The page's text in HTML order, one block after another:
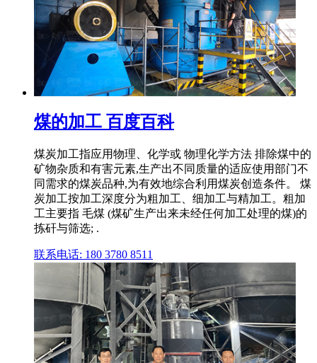
煤的加工 百度百科
煤炭加工指应用物理、化学或 物理化学方法 排除煤中的
矿物杂质和有害元素,生产出不同质量的适应使用部门不
同需求的煤炭品种,为有效地综合利用煤炭创造条件。 煤
炭加工按加工深度分为粗加工、细加工与精加工。粗加
工主要指 毛煤 (煤矿生产出来未经任何加工处理的煤)的
拣矸与筛选; .
联系电话: 180 3780 8511